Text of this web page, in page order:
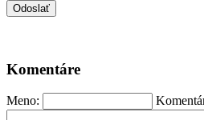
Komentáre
Meno: